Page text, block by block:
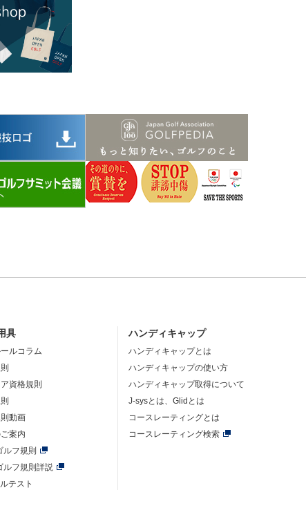
具
ルコラム
資格規則
動画
案内
ルフ規則
ルフ規則詳説
テスト
ハンディキャップ
ハンディキャップとは
ハンディキャップの使い方
ハンディキャップ取得について
J-sysとは、Glidとは
コースレーティングとは
コースレーティング検索